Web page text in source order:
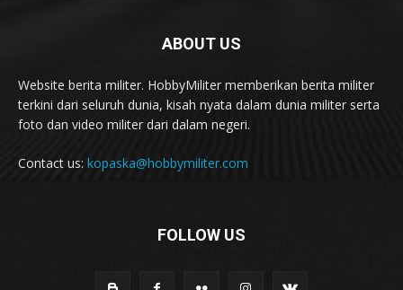
ABOUT US
Website berita militer. HobbyMiliter memberikan berita militer
terkini dari seluruh dunia, kisah nyata dalam dunia militer serta
foto dan video militer dari dalam negeri.
Contact us: kopaska@hobbymiliter.com
FOLLOW US